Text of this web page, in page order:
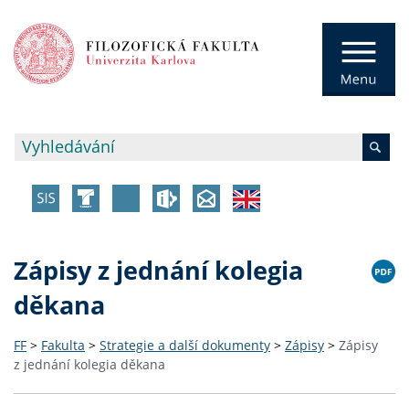
Zápisy z jednání kolegia
děkana
FF > Fakulta > Strategie a další dokumenty > Zápisy > Zápisy
z jednání kolegia děkana